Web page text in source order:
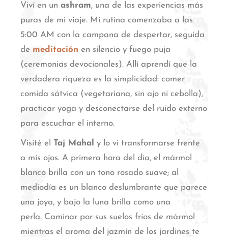
Viví en unashram, una de las experiencias más
puras de mi viaje. Mi rutina comenzaba a las
5:00 AM con la campana de despertar, seguida
de meditación en silencio y fuego puja
(ceremonias devocionales). Allí aprendí que la
verdadera riqueza es la simplicidad: comer
comida sátvica (vegetariana, sin ajo ni cebolla),
practicar yoga y desconectarse del ruido externo
para escuchar el interno.
Visité elTaj Mahal y lo vi transformarse frente
a mis ojos. A primera hora del día, el mármol
blanco brilla con un tono rosado suave; al
mediodía es un blanco deslumbrante que parece
una joya, y bajo la luna brilla como una
perla. Caminar por sus suelos fríos de mármol
mientras el aroma del jazmín de los jardines te